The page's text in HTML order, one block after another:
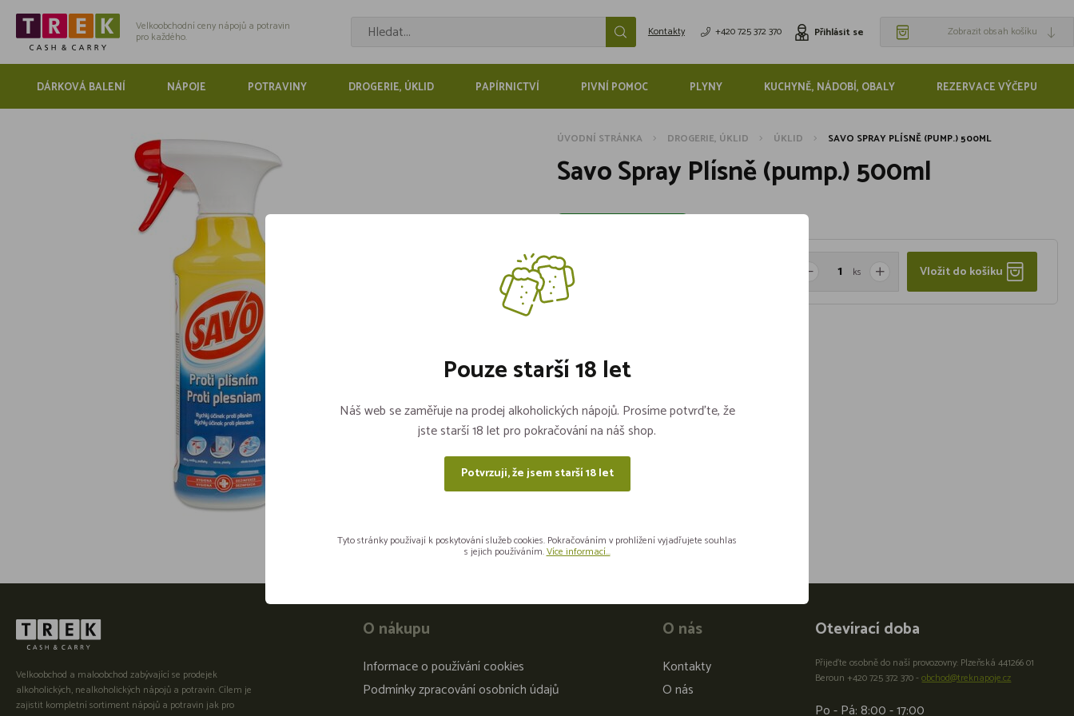
Velkoobchodní ceny nápojů a potravin
pro každého. Kontakty +420 725 372 370 Přihlásit se Zobrazit obsah košíku
DÁRKOVÁ BALENÍ NÁPOJE POTRAVINY DROGERIE, ÚKLID PAPÍRNICTVÍ PIVNÍ POMOC PLYNY KUCHYNĚ, NÁDOBÍ, OBALY REZERVACE VÝČEPU
ÚVODNÍ STRÁNKA DROGERIE, ÚKLID ÚKLID SAVO SPRAY PLÍSNĚ (PUMP.) 500ML
Savo Spray Plísně (pump.) 500ml
109,- ks Vložit do košíku
Sdílejte na sítích
Velkoobchod a maloobchod zabývající se prodejek
alkoholických, nealkoholických nápojů a potravin. Cílem je
zajistit kompletní sortiment nápojů a potravin jak pro
O nákupu
Informace o používání cookies
Podmínky zpracování osobních údajů
O nás
Kontakty
O nás
Otevírací doba
Přijeďte osobně do naší provozovny: Plzeňská 441266 01
Beroun +420 725 372 370 -obchod@treknapoje.cz
Po - Pá: 8:00 - 17:00
Pouze starší 18 let
Náš web se zaměřuje na prodej alkoholických nápojů. Prosíme potvrďte, že
jste starší 18 let pro pokračování na náš shop.
Potvrzuji, že jsem starší 18 let
Tyto stránky používají k poskytování služeb cookies. Pokračováním v prohlížení vyjadřujete souhlas
s jejich používáním.Více informací...